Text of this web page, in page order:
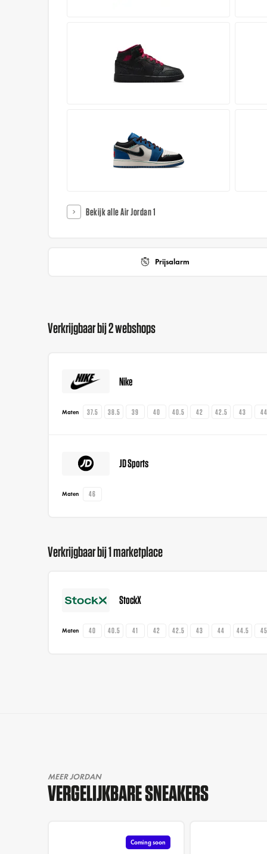
Bekijk alle Air Jordan 1
Prijsalarm
Verkrijgbaar bij 2 webshops
Nike
Maten 37.5 38.5 39 40 40.5 42 42.5 43 44
JD Sports
Maten 46
Verkrijgbaar bij 1 marketplace
StockX
Maten 40 40.5 41 42 42.5 43 44 44.5 45
MEER JORDAN
VERGELIJKBARE SNEAKERS
Coming soon